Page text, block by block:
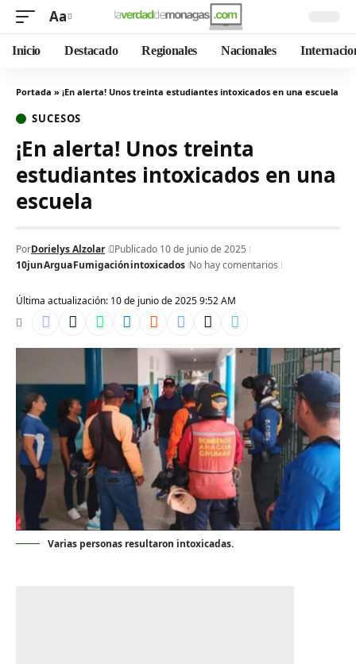
Aa
Inicio Destacado Regionales Nacionales
Portada » ¡En alerta! Unos treinta estudiantes intoxicados en una escuela
SUCESOS
¡En alerta! Unos treinta
estudiantes intoxicados en una
escuela
Última actualización: 10 de junio de 2025 9:52 AM
PorDorielys Alzolar
Publicado 10 de junio de 2025
10junArguaFumigaciónintoxicados No hay comentarios
Varias personas resultaron intoxicadas.